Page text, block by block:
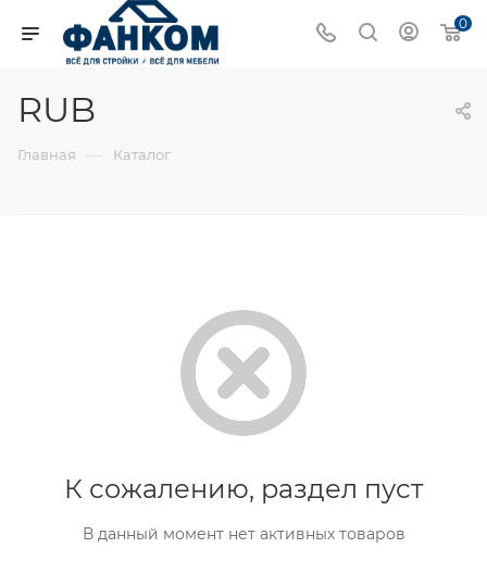
0
RUB
Главная — Каталог
К сожалению, раздел пуст
В данный момент нет активных товаров